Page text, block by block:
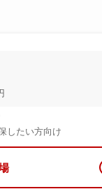
したい方向け